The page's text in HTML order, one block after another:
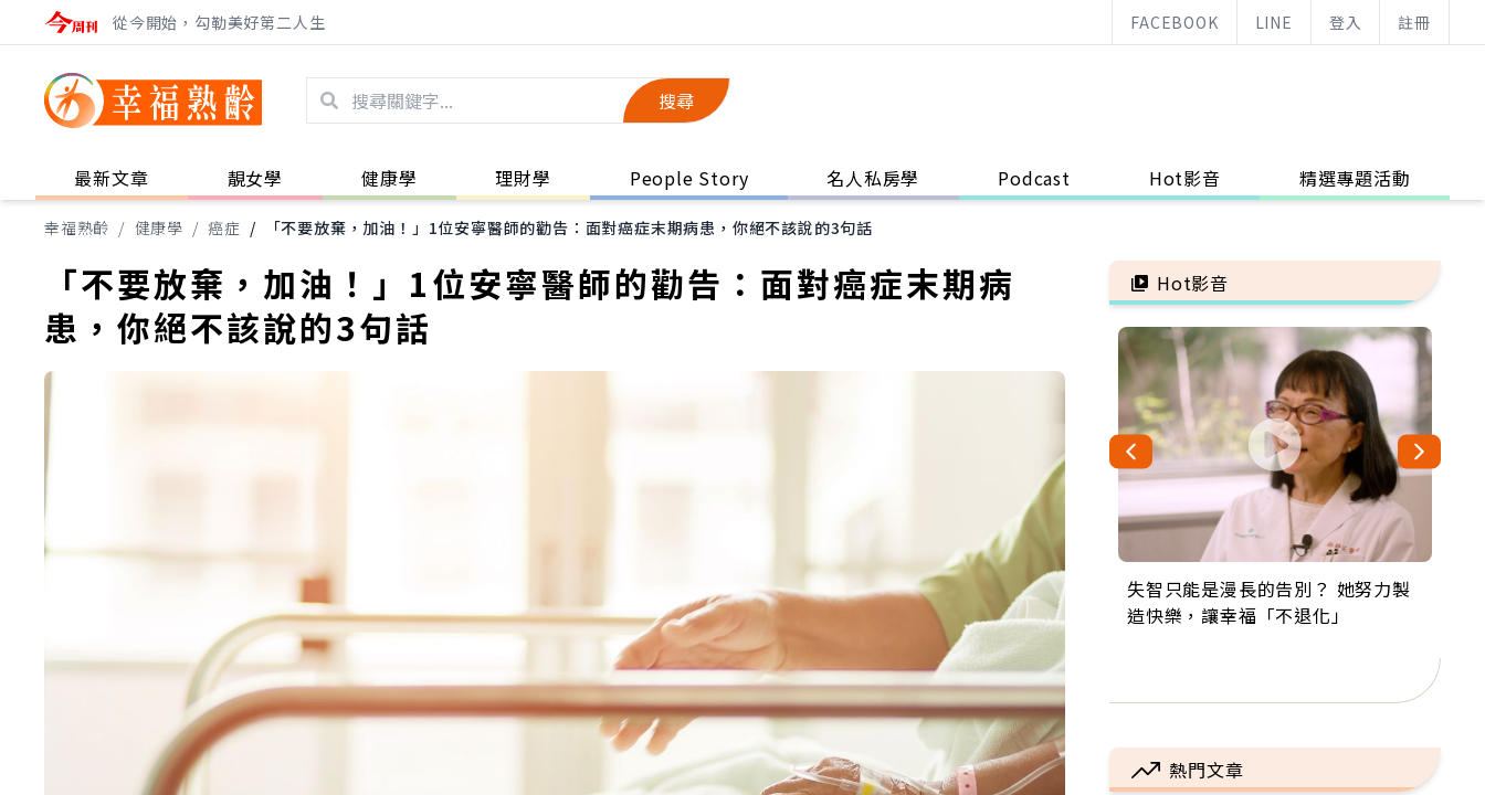
從今開始，勾勒美好第二人生 FACEBOOK LINE 登入 註冊
搜尋
最新文章 靚女學 健康學 理財學 People Story 名人私房學 Podcast Hot影音 精選專題活動
幸福熟齡 / 健康學 / 癌症 / 「不要放棄，加油！」1位安寧醫師的勸告：面對癌症末期病患，你絕不該說的3句話
「不要放棄，加油！」1位安寧醫師的勸告：面對癌症末期病
患，你絕不該說的3句話
Hot影音
失智只能是漫長的告別？ 她努力製
造快樂，讓幸福「不退化」
來自剛果的巧克力神父 為台灣奉獻
36年 「台灣是我的家，我連作夢都
63歲卸矽谷副總、搬回台灣找快
樂！「蛋黃哥小丑」走進安養院，
104歲打破金氏世界紀錄 成為全球
最年長羽球選手，分享長壽的秘密
事業巔峰他選擇追夢…黑手阿伯拉
小提琴還登上小巨蛋！連CNN都大
熱門文章